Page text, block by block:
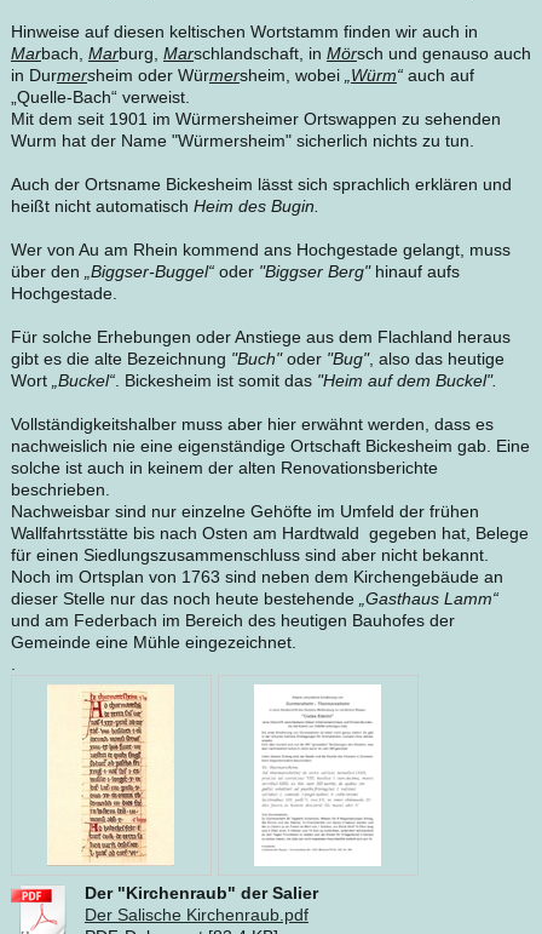
Hinweise auf diesen keltischen Wortstamm finden wir auch in
Marbach, Marburg, Marschlandschaft, in Mörsch und genauso auch
in Durmersheim oder Würmersheim, wobei Würm“auch auf
„Quelle-Bach“ verweist.
Mit dem seit 1901 im Würmersheimer Ortswappen zu sehenden
Wurm hat der Name "Würmersheim" sicherlich nichts zu tun.
Auch der Ortsname Bickesheim lässt sich sprachlich erklären und
heißt nicht automatisch Heim des Bugin.
Wer von Au am Rhein kommend ans Hochgestade gelangt, muss
über den
„Biggser-Buggel“oder "Biggser Berg"hinauf aufs
Hochgestade.
Für solche Erhebungen oder Anstiege aus dem Flachland heraus
gibt es die alte Bezeichnung "Buch"oder "Bug", also das heutige
Wort „Buckel“. Bickesheim ist somit das "Heim auf dem Buckel".
Vollständigkeitshalber muss aber hier erwähnt werden, dass es
nachweislich nie eine eigenständige Ortschaft Bickesheim gab. Eine
solche ist auch in keinem der alten Renovationsberichte
beschrieben.
Nachweisbar sind nur einzelne Gehöfte im Umfeld der frühen
Wallfahrtsstätte bis nach Osten am Hardtwald gegeben hat, Belege
für einen Siedlungszusammenschluss sind aber nicht bekannt.
Noch im Ortsplan von 1763 sind neben dem Kirchengebäude an
dieser Stelle nur das noch heute bestehende „Gasthaus Lamm“
und am Federbach im Bereich des heutigen Bauhofes der
Gemeinde eine Mühle eingezeichnet.
Der "Kirchenraub" der Salier
Der Salische Kirchenraub.pdf